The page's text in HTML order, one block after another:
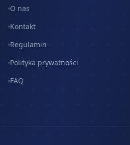
O nas
Kontakt
Regulamin
Polityka prywatności
FAQ